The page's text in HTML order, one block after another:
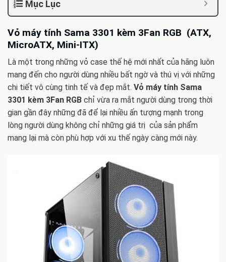
Mục Lục
Vỏ máy tính Sama 3301 kèm 3Fan RGB (ATX,
MicroATX, Mini-ITX)
Là một trong những vỏ case thế hệ mới nhất của hãng luôn
mang đến cho người dùng nhiều bất ngờ và thú vị với những
chi tiết vô cùng tinh tế và đẹp mắt. Vỏ máy tính Sama
3301 kèm 3Fan RGB chỉ vừa ra mắt người dùng trong thời
gian gần đây những đã để lại nhiều ấn tượng mạnh trong
lòng người dùng không chỉ những giá trị của sản phẩm
mang lại mà còn phù hợp với xu thế ngày càng mới này.